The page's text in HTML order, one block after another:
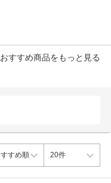
おすすめ商品をもっと見る